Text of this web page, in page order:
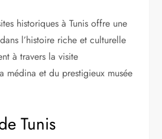
historiques à Tunis offre une
l’histoire riche et culturelle
à travers la visite
médina et du prestigieux musée
Tunis